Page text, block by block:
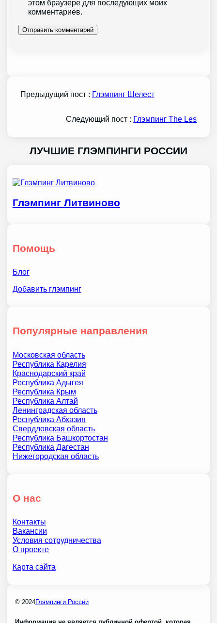
этом браузере для последующих моих
комментариев.
Предыдущий пост : Глэмпинг Шелест
Следующий пост : Глэмпинг The Les
ЛУЧШИЕ ГЛЭМПИНГИ РОССИИ
Глэмпинг Литвиново
Помощь
Блог
Добавить глэмпинг
Популярные направления
Московская область
Республика Карелия
Краснодарский край
Республика Адыгея
Республика Крым
Республика Алтай
Ленинградская область
Республика Абхазия
Свердловская область
Республика Башкортостан
Республика Дагестан
Нижегородская область
О нас
Контакты
Вакансии
Условия сотрудничества
О проекте
Карта сайта
© 2024Глэмпинги России